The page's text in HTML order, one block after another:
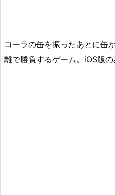
コーラの缶を振ったあとに缶
離で勝負するゲーム。iOS版の